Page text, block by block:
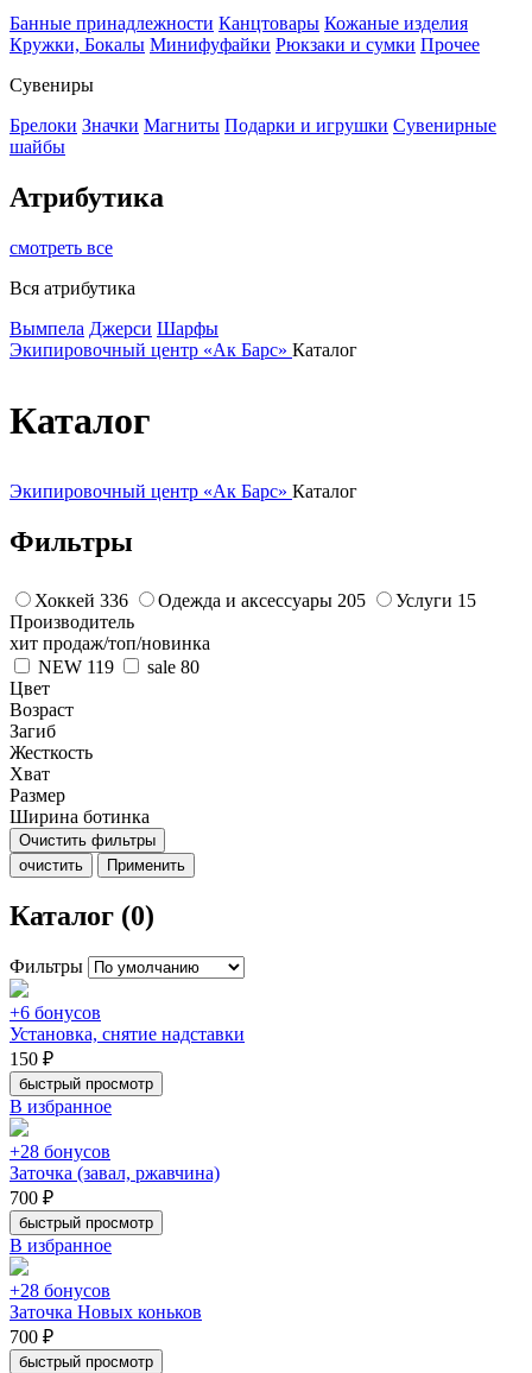
Банные принадлежности Канцтовары Кожаные изделия
Кружки, Бокалы Минифуфайки Рюкзаки и сумки Прочее
Сувениры
Брелоки Значки Магниты Подарки и игрушки Сувенирные
шайбы
Атрибутика
смотреть все
Вся атрибутика
Вымпела Джерси Шарфы
Экипировочный центр «Ак Барс» Каталог
Каталог
Экипировочный центр «Ак Барс» Каталог
Фильтры
Хоккей 336 Одежда и аксессуары 205 Услуги 15
Производитель
хит продаж/топ/новинка
NEW 119 sale 80
Цвет
Возраст
Загиб
Жесткость
Хват
Размер
Ширина ботинка
Очистить фильтры
очистить
Применить
Каталог (0)
Фильтры
+6 бонусов
Установка, снятие надставки
150 ₽
быстрый просмотр
В избранное
+28 бонусов
Заточка (завал, ржавчина)
700 ₽
быстрый просмотр
В избранное
+28 бонусов
Заточка Новых коньков
700 ₽
быстрый просмотр